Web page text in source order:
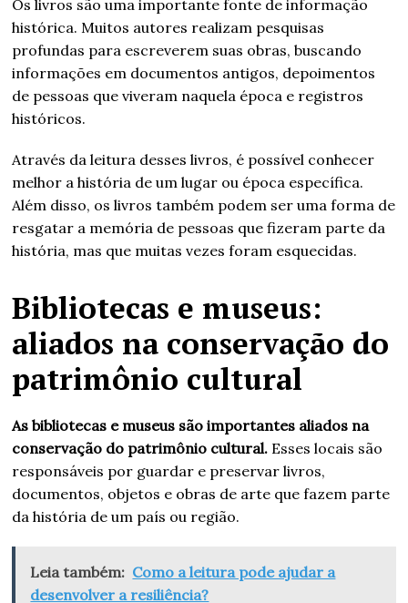
Os livros são uma importante fonte de informação
histórica. Muitos autores realizam pesquisas
profundas para escreverem suas obras, buscando
informações em documentos antigos, depoimentos
de pessoas que viveram naquela época e registros
históricos.
Através da leitura desses livros, é possível conhecer
melhor a história de um lugar ou época específica.
Além disso, os livros também podem ser uma forma de
resgatar a memória de pessoas que fizeram parte da
história, mas que muitas vezes foram esquecidas.
Bibliotecas e museus:
aliados na conservação do
patrimônio cultural
As bibliotecas e museus são importantes aliados na
conservação do patrimônio cultural. Esses locais são
responsáveis por guardar e preservar livros,
documentos, objetos e obras de arte que fazem parte
da história de um país ou região.
Leia também: Como a leitura pode ajudar a
desenvolver a resiliência?